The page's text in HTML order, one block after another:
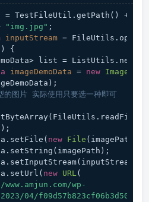
= TestFileUtil.getPath() +
"img.jpg" ;
inputStream =
{
list =
imageDemoData = new
图片 实际使用只要选一种即可
new File (imagePath));
new URL(
wp-
04/